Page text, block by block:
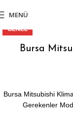
MENÜ
GENEL
Bursa
Bursa Mitsubishi
Gerekenler